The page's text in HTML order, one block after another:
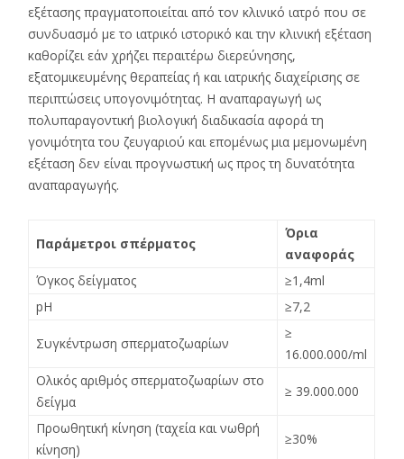
εξέτασης πραγματοποιείται από τον κλινικό ιατρό που σε
συνδυασμό με το ιατρικό ιστορικό και την κλινική εξέταση
καθορίζει εάν χρήζει περαιτέρω διερεύνησης,
εξατομικευμένης θεραπείας ή και ιατρικής διαχείρισης σε
περιπτώσεις υπογονιμότητας. Η αναπαραγωγή ως
πολυπαραγοντική βιολογική διαδικασία αφορά τη
γονιμότητα του ζευγαριού και επομένως μια μεμονωμένη
εξέταση δεν είναι προγνωστική ως προς τη δυνατότητα
αναπαραγωγής.
Παράμετροι σπέρματος
Όρια
αναφοράς
Όγκος δείγματος
≥1,4ml
pH
≥7,2
Συγκέντρωση σπερματοζωαρίων
≥
16.000.000/ml
Ολικός αριθμός σπερματοζωαρίων στο
δείγμα
≥ 39.000.000
Προωθητική κίνηση (ταχεία και νωθρή
κίνηση)
≥30%